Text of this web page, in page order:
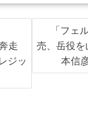
走
ジッ
「フェ
売、岳役
本信